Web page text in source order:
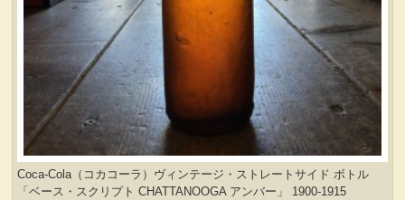
Coca-Cola（コカコーラ）ヴィンテージ・ストレートサイド ボトル
「ベース・スクリプト CHATTANOOGA アンバー」 1900-1915